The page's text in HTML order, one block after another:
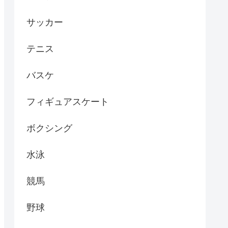
サッカー
テニス
バスケ
フィギュアスケート
ボクシング
水泳
競馬
野球